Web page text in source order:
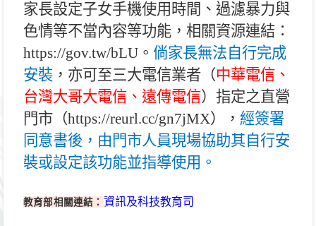
家長設定子女手機使用時間、過濾暴力與
色情等不當內容等功能，相關資源連結：
https://gov.tw/bLU 。 倘家長無法自行完成
安裝 ，亦可至三大電信業者（中華電信、
台灣大哥大電信、遠傳電信）指定之直營
門市（https://reurl.cc/gn7jMX）， 經簽署
同意書後，由門市人員現場協助其自行安
裝或設定該功能並指導使用。
教育部相關連結： 資訊及科技教育司